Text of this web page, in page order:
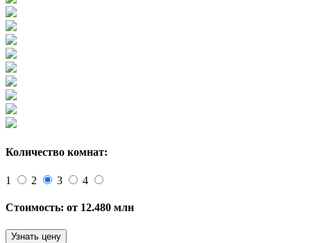
Количество комнат:
1 2 3 4
Стоимость: от 12.480 млн
Узнать цену